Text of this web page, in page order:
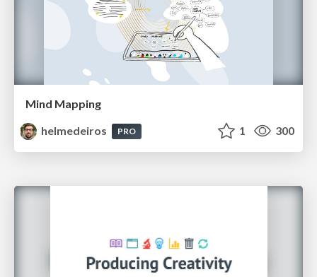
Mind Mapping
helmedeiros
PRO 1 300